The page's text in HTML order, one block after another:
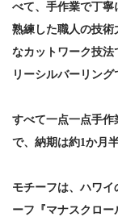
べて、手作業で丁寧
熟練した職人の技
なカットワーク技
リーシルバーリング
すべて一点一点手
で、納期は約1か月
モチーフは、ハワ
ーフ『マナスクロー